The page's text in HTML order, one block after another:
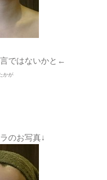
ではないかと←
かが
のお写真↓